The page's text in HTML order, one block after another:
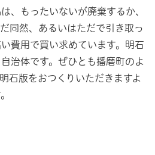
、もったいないが廃棄するか、
同然、あるいはただで引き取っ
費用で買い求めています。明石
治体です。ぜひとも播磨町のよ
石版をおつくりいただきますよ